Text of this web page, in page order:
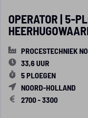
OPERATOR | 5-
PROCESTECHNIEK
33,6 UUR
5 PLOEGEN
NOORD-HOLLAND
2700 - 3300